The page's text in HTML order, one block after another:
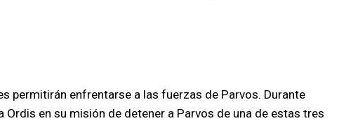
permitirán enfrentarse a las fuerzas de Parvos. Durante
en su misión de detener a Parvos de una de estas tres